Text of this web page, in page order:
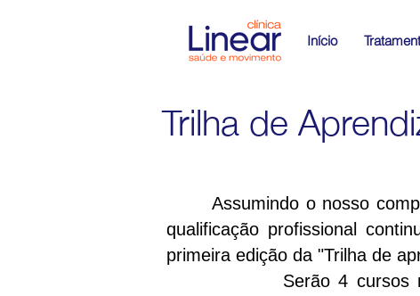
Início
Trilha de
Assumindo o nosso
qualificação profissional
primeira edição da "Trilha de
Serão 4 cursos no